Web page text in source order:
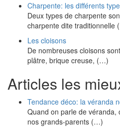
Charpente: les différents
Deux types de charpente
charpente dite traditionnelle
Les cloisons
De nombreuses cloisons
plâtre, brique creuse, (…)
Articles les
Tendance déco: la véranda
Quand on parle de
nos grands-parents (…)